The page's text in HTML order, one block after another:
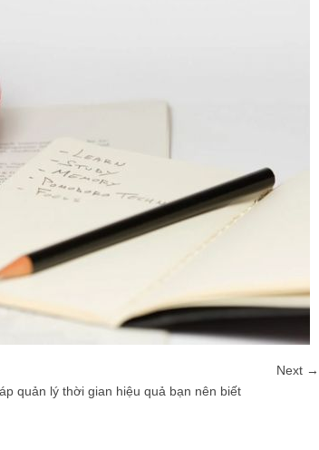
Next →
quản lý thời gian hiệu quả bạn nên biết